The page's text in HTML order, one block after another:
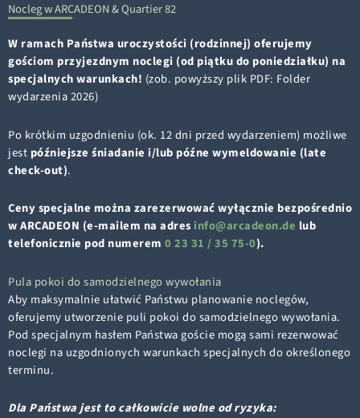
Nocleg w ARCADEON & Quartier 82
W ramach Państwa uroczystości (rodzinnej) oferujemy
gościom przyjezdnym noclegi (od piątku do poniedziałku) na
specjalnych warunkach! (zob. powyższy plik PDF: Folder
wydarzenia 2026)
Po krótkim uzgodnieniu (ok. 12 dni przed wydarzeniem) możliwe
jest późniejsze śniadanie i/lub późne wymeldowanie (late
check-out).
Ceny specjalne można zarezerwować wyłącznie bezpośrednio
w ARCADEON (e-mailem na adres
ed.no
edacr
a@ofn
i
lub
telefonicznie pod numerem 0 23 31 / 35 75-0).
Pula pokoi do samodzielnego wywołania
Aby maksymalnie ułatwić Państwu planowanie noclegów,
oferujemy utworzenie puli pokoi do samodzielnego wywołania.
Pod specjalnym hasłem Państwa goście mogą sami rezerwować
noclegi na uzgodnionych warunkach specjalnych do określonego
terminu.
Dla Państwa jest to całkowicie wolne od ryzyka: